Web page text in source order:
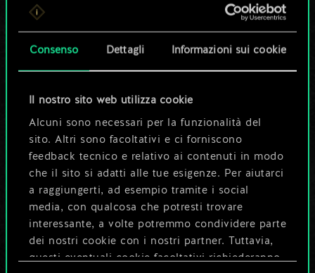
Consenso Dettagli Informazioni sui cookie
Il nostro sito web utilizza cookie
Alcuni sono necessari per la funzionalità del
sito. Altri sono facoltativi e ci forniscono
feedback tecnico e relativo ai contenuti in modo
che il sito si adatti alle tue esigenze. Per aiutarci
a raggiungerti, ad esempio tramite i social
media, con qualcosa che potresti trovare
interessante, a volte potremmo condividere parte
dei nostri cookie con i nostri partner. Tuttavia,
questi eventuali cookie facoltativi richiederanno
Per ora, è solo un
set di carte
condiviso.
Ma può diventare
molto altro!
Dai un nome al mazzo e crea una
guida